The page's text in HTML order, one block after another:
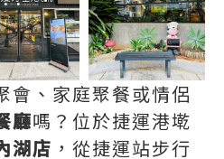
會、家庭聚餐或情侶
廳嗎？位於捷運港墘
湖店 ，從捷運站步行